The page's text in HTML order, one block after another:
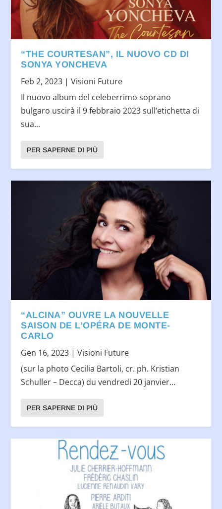
“THE COURTESAN”, IL NUOVO CD DI
SONYA YONCHEVA
Feb 2, 2023 |Visioni Future
Il nuovo album del celeberrimo soprano
bulgaro uscirà il 9 febbraio 2023 sull’etichetta di
sua...
PER SAPERNE DI PIÙ
“ALCINA” OUVRE LA NOUVELLE
SAISON DE L’OPÉRA DE MONTE-
CARLO
Gen 16, 2023 |Visioni Future
(sur la photo Cecilia Bartoli, cr. ph. Kristian
Schuller – Decca) du vendredi 20 janvier...
PER SAPERNE DI PIÙ